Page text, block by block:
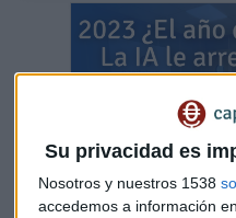
Su privacidad es
Nosotros y nuestros 1538
accedemos a información